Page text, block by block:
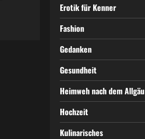
Erotik für Kenner
Fashion
Gedanken
Gesundheit
Heimweh nach dem Allgäu
Hochzeit
Kulinarisches